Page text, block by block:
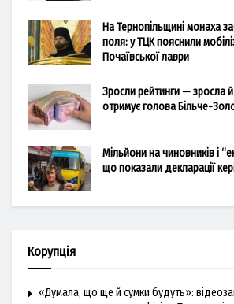
На Тернопільщині монаха
поля: у ТЦК пояснили
Почаївської лаври
Зросли рейтинги — зросла й
отримує голова Більче-
Мільйони на чиновників і
що показали декларації
Корупція
«Думала, що ще й сумки будуть»: